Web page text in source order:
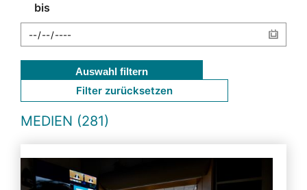
bis
Auswahl filtern
Filter zurücksetzen
MEDIEN (281)